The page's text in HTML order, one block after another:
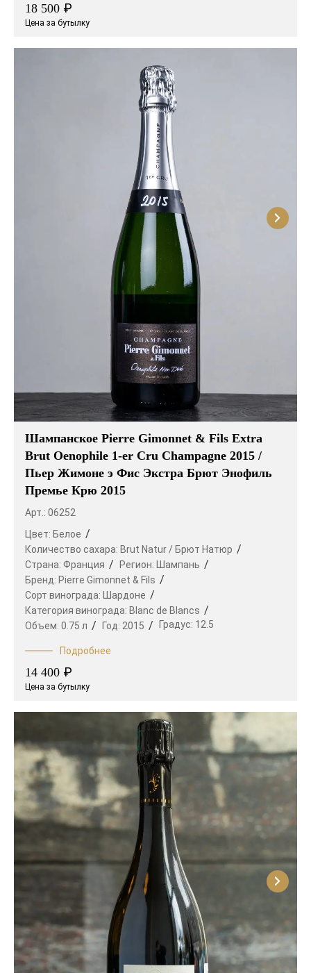
18 500 ₽
Цена за бутылку
Шампанское Pierre Gimonnet & Fils Extra
Brut Oenophile 1-er Cru Champagne 2015 /
Пьер Жимоне э Фис Экстра Брют Энофиль
Премье Крю 2015
Арт.: 06252
Цвет: Белое
Количество сахара: Brut Natur / Брют Натюр
Страна: Франция Регион: Шампань
Бренд: Pierre Gimonnet & Fils
Сорт винограда: Шардоне
Категория винограда: Blanc de Blancs
Объем: 0.75 л Год: 2015 Градус: 12.5
Подробнее
14 400 ₽
Цена за бутылку